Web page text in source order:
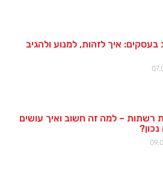
בעסקים: איך לזהות, למנוע ולהגיב
רשתות – למה זה חשוב ואיך עושים